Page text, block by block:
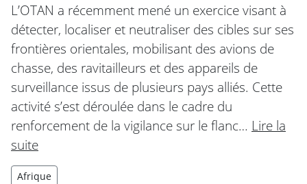
L’OTAN a récemment mené un exercice visant à
détecter, localiser et neutraliser des cibles sur ses
frontières orientales, mobilisant des avions de
chasse, des ravitailleurs et des appareils de
surveillance issus de plusieurs pays alliés. Cette
activité s’est déroulée dans le cadre du
renforcement de la vigilance sur le flanc… Lire la
suite
Afrique